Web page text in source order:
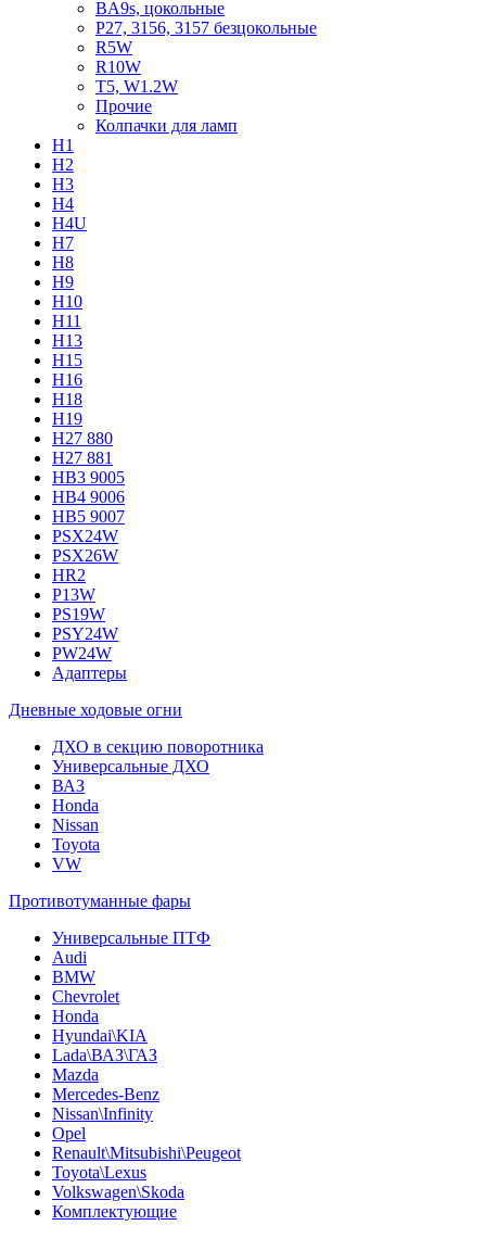
BA9s, цокольные
P27, 3156, 3157 безцокольные
R5W
R10W
T5, W1.2W
Прочие
Колпачки для ламп
H1
H2
H3
H4
H4U
H7
H8
H9
H10
H11
H13
H15
H16
H18
H19
H27 880
H27 881
HB3 9005
HB4 9006
HB5 9007
PSX24W
PSX26W
HR2
P13W
PS19W
PSY24W
PW24W
Адаптеры
Дневные ходовые огни
ДХО в секцию поворотника
Универсальные ДХО
ВАЗ
Honda
Nissan
Toyota
VW
Противотуманные фары
Универсальные ПТФ
Audi
BMW
Chevrolet
Honda
Hyundai\KIA
Lada\ВАЗ\ГАЗ
Mazda
Mercedes-Benz
Nissan\Infinity
Opel
Renault\Mitsubishi\Peugeot
Toyota\Lexus
Volkswagen\Skoda
Комплектующие